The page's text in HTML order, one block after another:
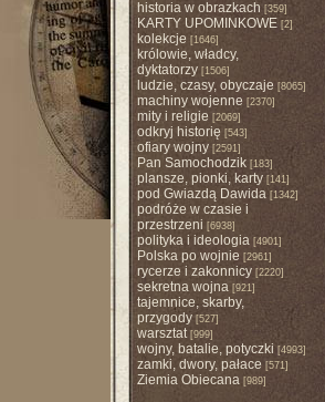
historia w obrazkach [359]
KARTY UPOMINKOWE[2]
kolekcje [1646]
królowie, władcy,
dyktatorzy[1506]
ludzie, czasy, obyczaje [8065]
machiny wojenne [2370]
mity i religie [2069]
odkryj historię[543]
ofiary wojny[2591]
Pan Samochodzik[183]
plansze, pionki, karty[141]
pod Gwiazdą Dawida[1342]
podróże w czasie i
przestrzeni [6938]
polityka i ideologia[4901]
Polska po wojnie [2961]
rycerze i zakonnicy[2220]
sekretna wojna[921]
tajemnice, skarby,
przygody[527]
warsztat[999]
wojny, batalie, potyczki [4993]
zamki, dwory, pałace [571]
Ziemia Obiecana[989]